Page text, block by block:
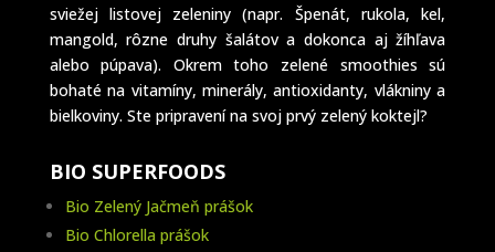
sviežej listovej zeleniny (napr. Špenát, rukola, kel,
mangold, rôzne druhy šalátov a dokonca aj žíhľava
alebo púpava). Okrem toho zelené smoothies sú
bohaté na vitamíny, minerály, antioxidanty, vlákniny a
bielkoviny. Ste pripravení na svoj prvý zelený koktejl?
BIO SUPERFOODS
Bio Zelený Jačmeň prášok
Bio Chlorella prášok